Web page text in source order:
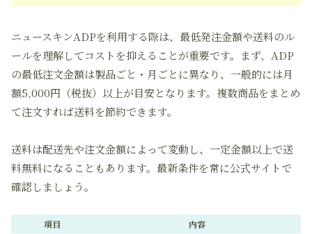
ニュースキンADPを利用する際は、最低発注金額や送料のル
ールを理解してコストを抑えることが重要です。まず、ADP
の最低注文金額は製品ごと・月ごとに異なり、一般的には月
額5,000円（税抜）以上が目安となります。複数商品をまとめ
て注文すれば送料を節約できます。
送料は配送先や注文金額によって変動し、 一定金額以上で送
料無料になることもあります。最新条件を常に公式サイトで
確認しましょう。
項目
内容